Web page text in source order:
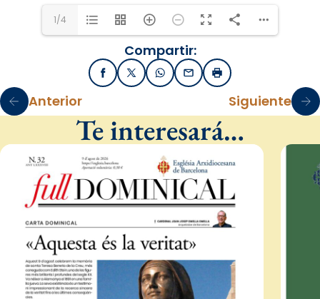
1/4
Compartir:
FacebookX / TwitterWhatsApp
EmailImprimir
Anterior Siguiente
Te interesará…